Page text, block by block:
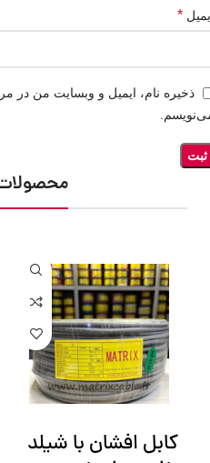
*
ذخیره نام، ایمیل و وبسایت من در
کابل افشان با شیلد